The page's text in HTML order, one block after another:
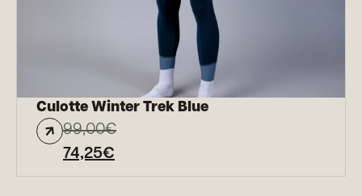
Culotte Winter Trek Blue
99,00€
74,25€